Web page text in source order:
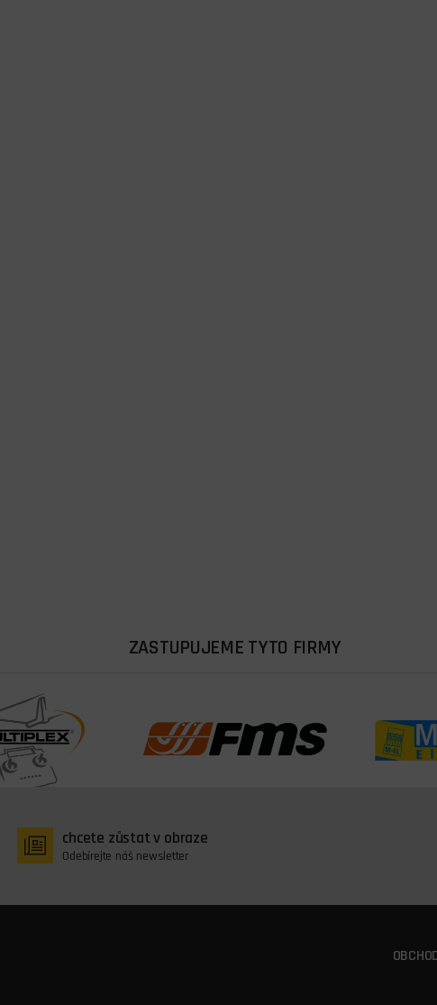
ZASTUPUJEME TYTO FIRMY
chcete zůstat v obraze
Odebírejte náš newsletter